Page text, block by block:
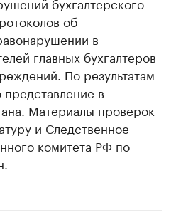
об
в
главных бухгалтеров
По результатам
в
Материалы проверок
и Следственное
комитета РФ по